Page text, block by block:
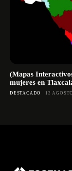
(Mapas
mujeres en
DESTACADO 13